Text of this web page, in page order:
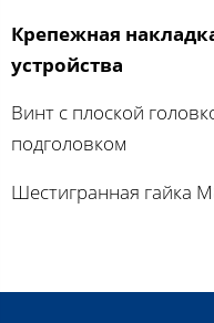
Крепежная
устройства
Винт с плоской
подголовком
Шестигранная гайка